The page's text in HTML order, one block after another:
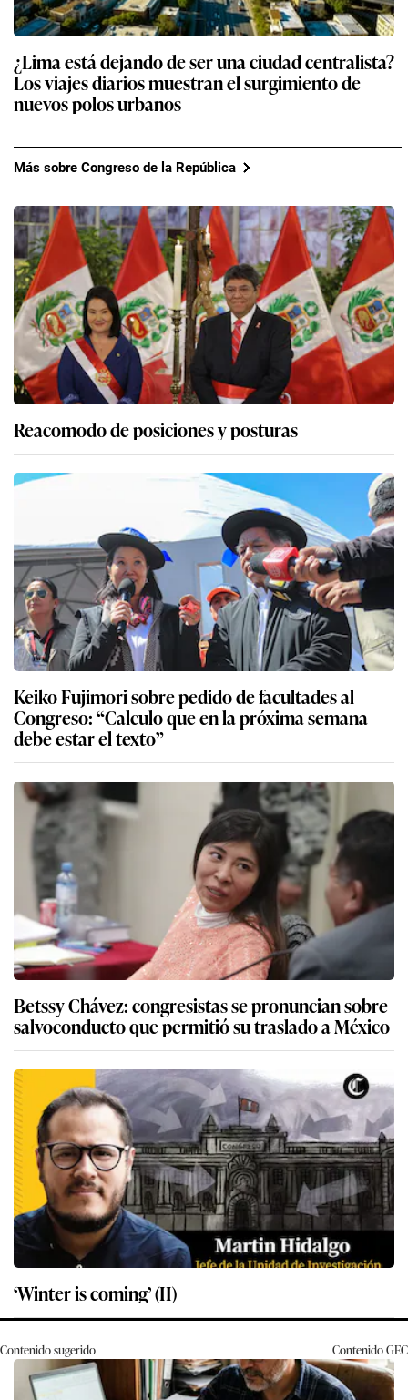
¿Lima está dejando de ser una ciudad centralista?
Los viajes diarios muestran el surgimiento de
nuevos polos urbanos
Más sobre Congreso de la República
Reacomodo de posiciones y posturas
Keiko Fujimori sobre pedido de facultades al
Congreso: “Calculo que en la próxima semana
debe estar el texto”
Betssy Chávez: congresistas se pronuncian sobre
salvoconducto que permitió su traslado a México
‘Winter is coming’ (II)
Contenido sugerido ContenidoGEC